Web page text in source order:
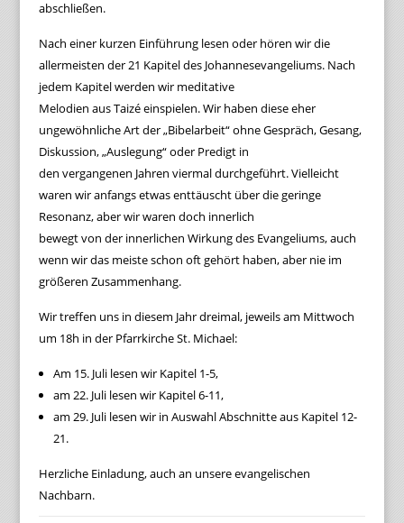
abschließen.
Nach einer kurzen Einführung lesen oder hören wir die
allermeisten der 21 Kapitel des Johannesevangeliums. Nach
jedem Kapitel werden wir meditative
Melodien aus Taizé einspielen. Wir haben diese eher
ungewöhnliche Art der „Bibelarbeit“ ohne Gespräch, Gesang,
Diskussion, „Auslegung“ oder Predigt in
den vergangenen Jahren viermal durchgeführt. Vielleicht
waren wir anfangs etwas enttäuscht über die geringe
Resonanz, aber wir waren doch innerlich
bewegt von der innerlichen Wirkung des Evangeliums, auch
wenn wir das meiste schon oft gehört haben, aber nie im
größeren Zusammenhang.
Wir treffen uns in diesem Jahr dreimal, jeweils am Mittwoch
um 18h in der Pfarrkirche St. Michael:
Am 15. Juli lesen wir Kapitel 1-5,
am 22. Juli lesen wir Kapitel 6-11,
am 29. Juli lesen wir in Auswahl Abschnitte aus Kapitel 12-
21.
Herzliche Einladung, auch an unsere evangelischen
Nachbarn.